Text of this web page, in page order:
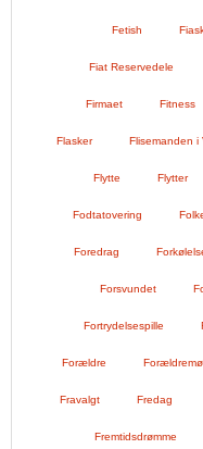
Fetish
Fiat Reservedele
Firmaet Fitness
Flasker Flisemanden i
Flytte Flytter
Fodtatovering
Foredrag
Forsvundet
Fortrydelsespille
Forældre
Fravalgt Fredag
Fremtidsdrømme